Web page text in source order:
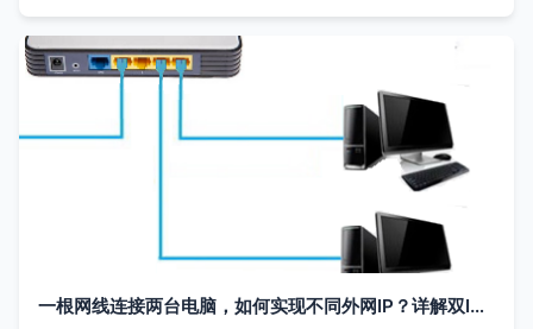
一根网线连接两台电脑，如何实现不同外网IP？详解双IP配置方法